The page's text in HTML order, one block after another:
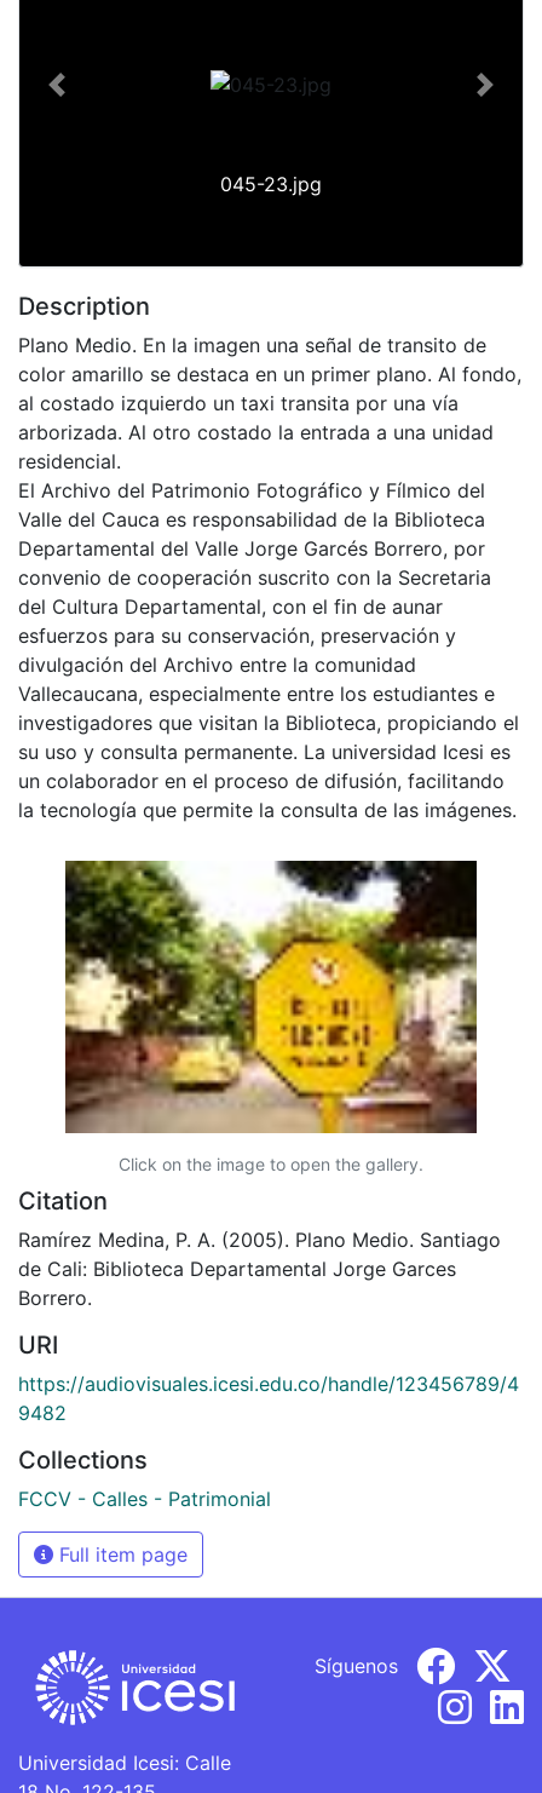
045-23.jpg
Previous Next
Description
Plano Medio. En la imagen una señal de transito de
color amarillo se destaca en un primer plano. Al fondo,
al costado izquierdo un taxi transita por una vía
arborizada. Al otro costado la entrada a una unidad
residencial.
El Archivo del Patrimonio Fotográfico y Fílmico del
Valle del Cauca es responsabilidad de la Biblioteca
Departamental del Valle Jorge Garcés Borrero, por
convenio de cooperación suscrito con la Secretaria
del Cultura Departamental, con el fin de aunar
esfuerzos para su conservación, preservación y
divulgación del Archivo entre la comunidad
Vallecaucana, especialmente entre los estudiantes e
investigadores que visitan la Biblioteca, propiciando el
su uso y consulta permanente. La universidad Icesi es
un colaborador en el proceso de difusión, facilitando
la tecnología que permite la consulta de las imágenes.
Click on the image to open the gallery.
Citation
Ramírez Medina, P. A. (2005). Plano Medio. Santiago
de Cali: Biblioteca Departamental Jorge Garces
Borrero.
URI
https://audiovisuales.icesi.edu.co/handle/123456789/4
9482
Collections
FCCV - Calles - Patrimonial
Full item page
Universidad Icesi: Calle
Síguenos